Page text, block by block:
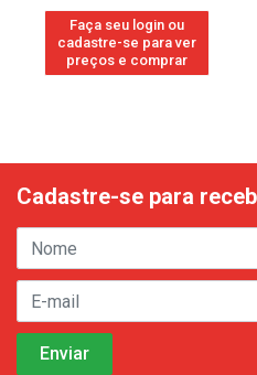
Faça seu login ou
cadastre-se para ver
preços e comprar
Cadastre-se para